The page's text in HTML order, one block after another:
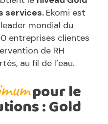
services. Ekomi est
mondial du
entreprises clientes
de RH
au fil de l’eau.
pour le
: Gold